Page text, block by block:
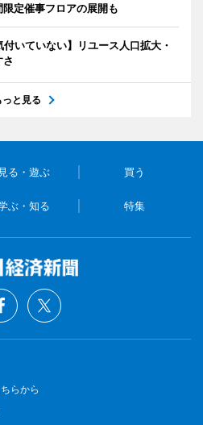
定催事フロアの展開も
付いていない】リユース人口拡大・
っと見る
見る・遊ぶ 買う
ぶ・知る 特集
らから